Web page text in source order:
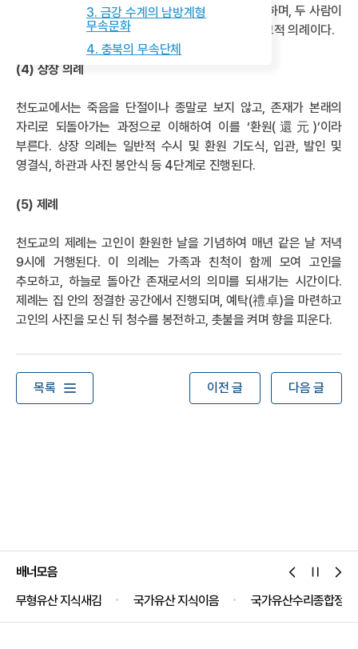
3. 금강 수계의 남방계형
무속문화
4. 충북의 무속단체
청수분작(淸水分酌)은 상호 존중과 하나 됨을 상징하며, 두 사람이
평등하게 결합해 조화롭게 살아갈 것을 다짐하는 종교적 의례이다.
(4) 상장 의례
천도교에서는 죽음을 단절이나 종말로 보지 않고, 존재가 본래의
자리로 되돌아가는 과정으로 이해하여 이를 ‘환원(還元)’이라
부른다. 상장 의례는 일반적 수시 및 환원 기도식, 입관, 발인 및
영결식, 하관과 사진 봉안식 등 4단계로 진행된다.
(5) 제례
천도교의 제례는 고인이 환원한 날을 기념하여 매년 같은 날 저녁
9시에 거행된다. 이 의례는 가족과 친척이 함께 모여 고인을
추모하고, 하늘로 돌아간 존재로서의 의미를 되새기는 시간이다.
제례는 집 안의 정결한 공간에서 진행되며, 예탁(禮卓)을 마련하고
고인의 사진을 모신 뒤 청수를 봉전하고, 촛불을 켜며 향을 피운다.
목록 이전 글 다음 글
배너모음
지식새김
국가유산 지식이음 국가유산수리종합정보시스템